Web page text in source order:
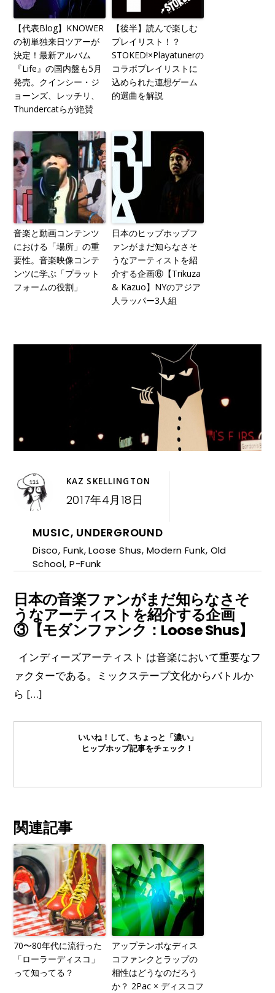
【代表Blog】KNOWER
の初単独来日ツアーが
決定！最新アルバム
『Life』の国内盤も5月
発売。クインシー・ジ
ョーンズ、レッチリ、
Thundercatらが絶賛
【後半】読んで楽しむ
プレイリスト！？
STOKED!×Playatunerの
コラボプレイリストに
込められた連想ゲーム
的選曲を解説
音楽と動画コンテンツ
における「場所」の重
要性。音楽映像コンテ
ンツに学ぶ「プラット
フォームの役割」
日本のヒップホップフ
ァンがまだ知らなさそ
うなアーティストを紹
介する企画⑥【Trikuza
& Kazuo】NYのアジア
人ラッパー3人組
KAZ SKELLINGTON
2017年4月18日
MUSIC, UNDERGROUND
Disco, Funk,Loose Shus, Modern Funk, Old
School,P-Funk
日本の音楽ファンがまだ知らなさそ
うなアーティストを紹介する企画
③【モダンファンク：Loose Shus】
インディーズアーティスト は音楽において重要なフ
ァクターである。ミックステープ文化からバトルか
ら […]
いいね！して、ちょっと「濃い」
ヒップホップ記事をチェック！
関連記事
70〜80年代に流行った
「ローラーディスコ」
って知ってる？
アップテンポなディス
コファンクとラップの
相性はどうなのだろう
か？ 2Pac × ディスコフ